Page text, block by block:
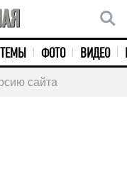
ТЕМЫ ФОТО ВИДЕО
сайта